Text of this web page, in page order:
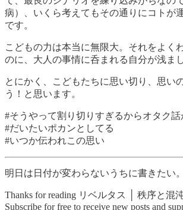
病）、いくら考えてもその通りにコトが
です。
こどもの力は本当に無限大。それをよく
のに、大人の事情に呑まれる自分が浅ま
とにかく、こどもたちに思い切り、思い
う！と思います。
#そうやって割り切りすぎるからオタク話
#だいたいポカンとしてる
#いつか伝われこの思い
明日は日付が変わらないうちに書きたい
Thanks for reading リベルタス │ 秩序と混
Subscribe for free to receive new posts and